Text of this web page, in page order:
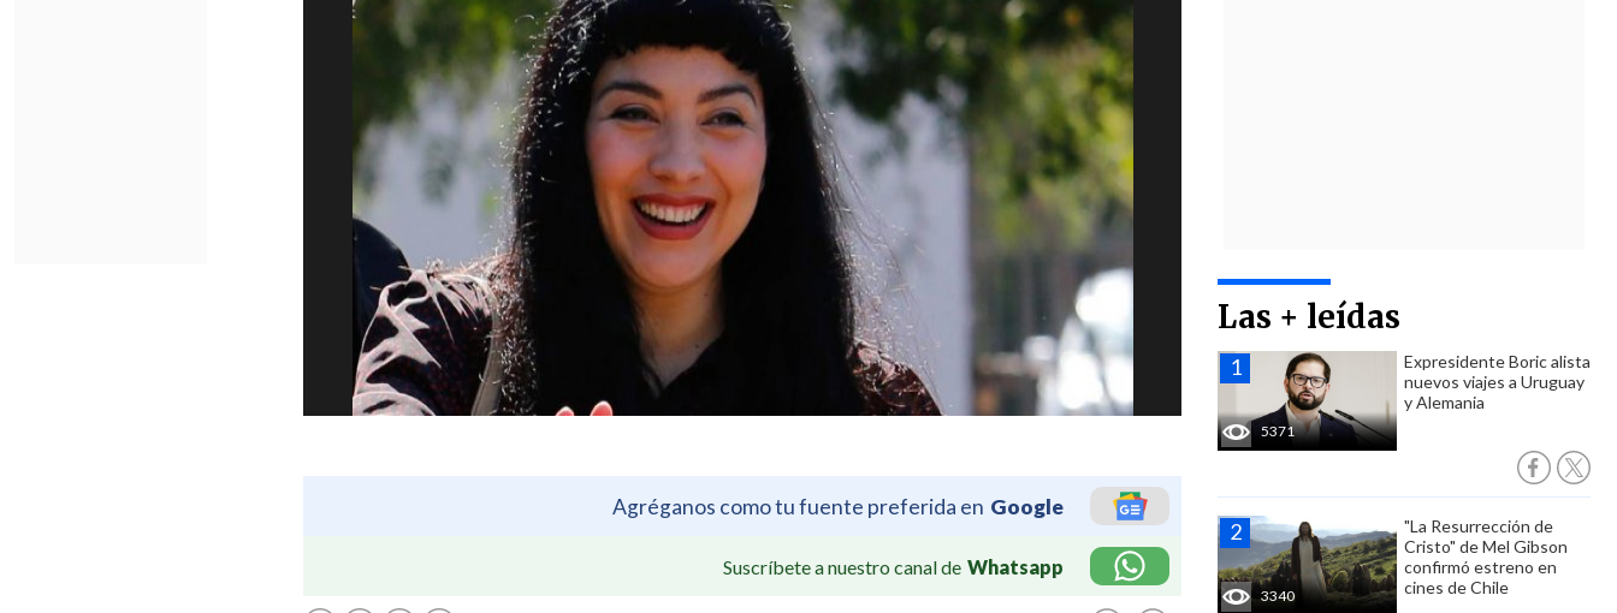
Agréganos como tu fuente preferida en Google
Suscríbete a nuestro canal de Whatsapp
Las + leídas
5371
Expresidente Boric alista
nuevos viajes a Uruguay
y Alemania
3340
"La Resurrección de
Cristo" de Mel Gibson
confirmó estreno en
cines de Chile